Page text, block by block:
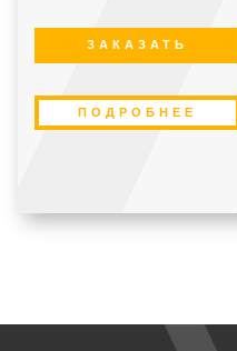
ЗАКАЗАТЬ
ПОДРОБНЕЕ